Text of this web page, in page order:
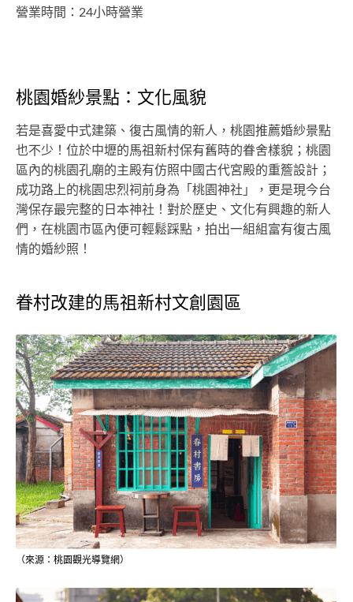
營業時間：24小時營業
桃園婚紗景點：文化風貌
若是喜愛中式建築、復古風情的新人，桃園推薦婚紗景點
也不少！位於中壢的馬祖新村保有舊時的眷舍樣貌；桃園
區內的桃園孔廟的主殿有仿照中國古代宮殿的重簷設計；
成功路上的桃園忠烈祠前身為「桃園神社」，更是現今台
灣保存最完整的日本神社！對於歷史、文化有興趣的新人
們，在桃園市區內便可輕鬆踩點，拍出一組組富有復古風
情的婚紗照！
眷村改建的馬祖新村文創園區
（來源：桃園觀光導覽網）